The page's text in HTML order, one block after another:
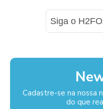
Siga o
Cadastre-se na
do que